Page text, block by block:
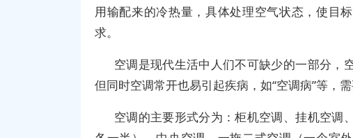
用输配来的冷热量，具体处理空气状态，使目
求。
空调是现代生活中人们不可缺少的一部分，
但同时空调常开也易引起疾病，如“空调病”等，需
空调的主要形式分为：柜机空调、挂机空调